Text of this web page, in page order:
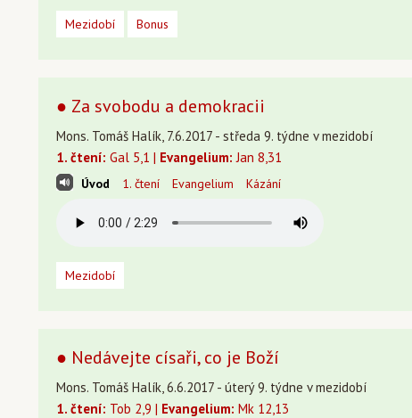
Mezidobí Bonus
● Za svobodu a demokracii
Mons. Tomáš Halík, 7.6.2017 - středa 9. týdne v mezidobí
1. čtení: Gal 5,1 | Evangelium: Jan 8,31
Úvod 1. čtení Evangelium Kázání
Mezidobí
● Nedávejte císaři, co je Boží
Mons. Tomáš Halík, 6.6.2017 - úterý 9. týdne v mezidobí
1. čtení: Tob 2,9 | Evangelium: Mk 12,13